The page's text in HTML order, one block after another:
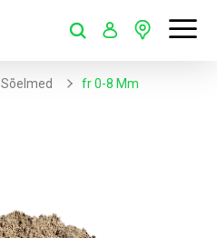
Sõelmed Fr 0-8 Mm